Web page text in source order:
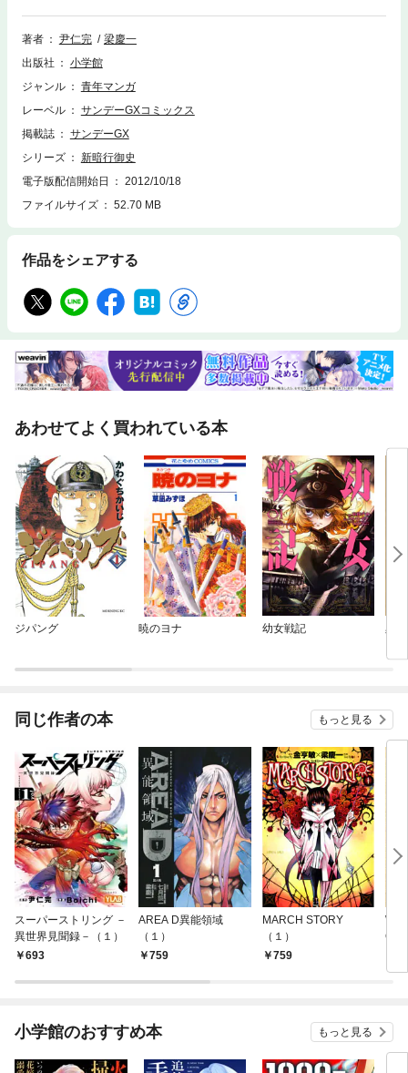
れることになる。阿志泰を介して解慕漱との面談を画策する文秀だった
が、なんと元述には阿志泰に関する記憶が全くなくなっていて…！？
著者 尹仁完
梁慶一
出版社
小学館
ジャンル
青年マンガ
レーベル
サンデーGXコミックス
掲載誌
サンデーGX
シリーズ
新暗行御史
電子版配信開始日
2012/10/18
ファイルサイズ
52.70 MB
作品をシェアする
あわせてよく買われている本
ジパング 暁のヨナ 幼女戦記 黒
同じ作者の本 もっと見る
スーパーストリング －
異世界見聞録－（１）
693
AREA D異能領域
（１）
759
MARCH STORY
（１）
759
O（
小学館のおすすめ本 もっと見る